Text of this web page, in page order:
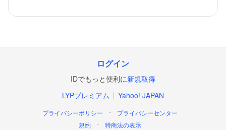
ログイン
IDでもっと便利に新規取得
LYPプレミアム
Yahoo! JAPAN
プライバシーポリシー
プライバシーセンター
規約
特商法の表示